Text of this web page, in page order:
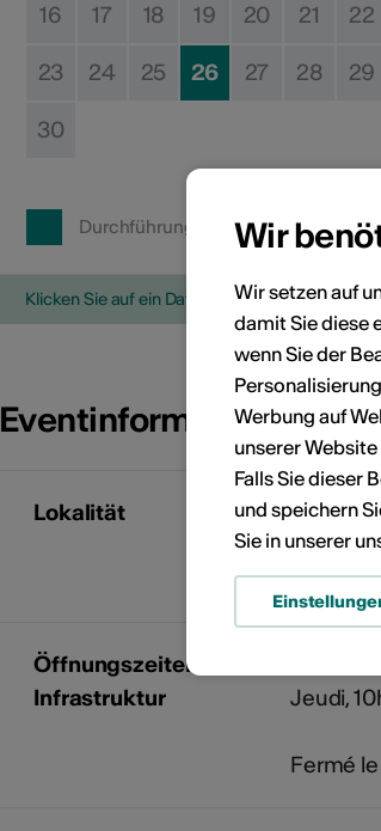
16 17 18 19 20 21 22
23 24 25 26 27 28 29
30
Durchführungsdatum
Klicken Sie auf ein Datum, um die
Eventinformationen
Lokalität
Av. de la
1920
Öffnungszeiten der
Infrastruktur
Jeudi,
Fermé
Wir
Wir setzen auf
damit Sie diese
wenn Sie der
Werbung auf
unserer
Falls Sie dieser
und speichern
Sie in unserer